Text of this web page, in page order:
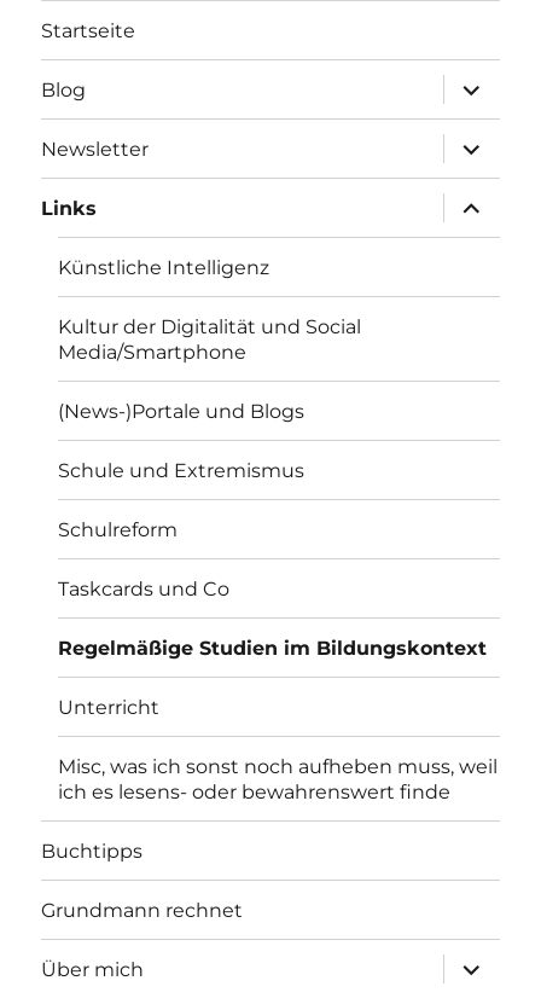
Startseite
Blog
öffnen
Newsletter
öffnen
Links
öffnen
Künstliche Intelligenz
Kultur der Digitalität und Social
Media/Smartphone
(News-)Portale und Blogs
Schule und Extremismus
Schulreform
Taskcards und Co
Regelmäßige Studien im Bildungskontext
Unterricht
Misc, was ich sonst noch aufheben muss, weil
ich es lesens- oder bewahrenswert finde
Buchtipps
Grundmann rechnet
Über mich
öffnen